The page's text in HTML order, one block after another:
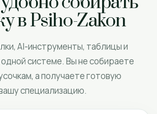
в Psiho-Zakon
AI-инструменты, таблицы и
системе. Вы не собираете
а получаете готовую
специализацию.